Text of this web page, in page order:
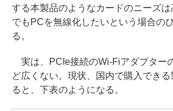
する本製品のようなカードのニーズ
でもPCを無線化したいという場合の
る。
実は、PCIe接続のWi-Fiアダプター
ど広くない。現状、国内で購入でき
ると、下表のようになる。